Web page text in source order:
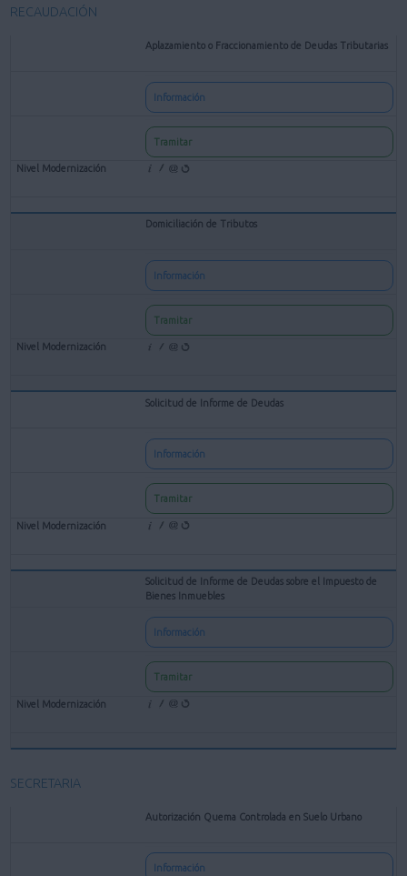
RECAUDACIÓN
Aplazamiento o Fraccionamiento de Deudas Tributarias
Información
Tramitar
Domiciliación de Tributos
Información
Tramitar
Solicitud de Informe de Deudas
Información
Tramitar
Solicitud de Informe de Deudas sobre el Impuesto de
Bienes Inmuebles
Información
Tramitar
SECRETARIA
Autorización Quema Controlada en Suelo Urbano
Información